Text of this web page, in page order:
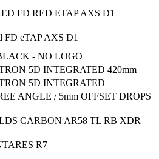
FD RED ETAP AXS D1
FD eTAP AXS D1
- NO LOGO
5D INTEGRATED 420mm
5D INTEGRATED
ANGLE / 5mm OFFSET DROPS
CARBON AR58 TL RB XDR
R7